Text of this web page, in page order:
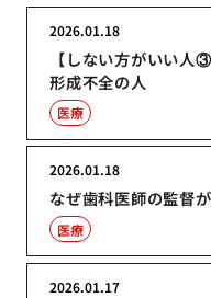
【しない方がいい人
形成不全の人
2026.01.18
医療
なぜ歯科医師の監督
2026.01.18
医療
2026.01.17